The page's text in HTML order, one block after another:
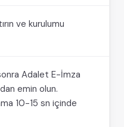
ve kurulumu
Adalet E-İmza
emin olun.
10-15 sn içinde